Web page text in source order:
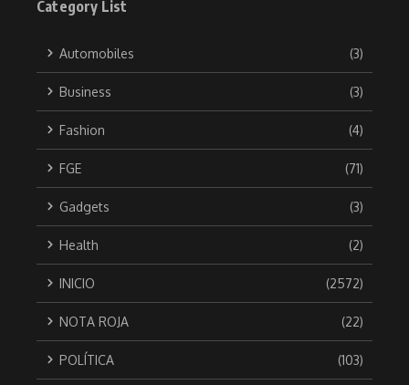
Category List
Automobiles (3)
Business (3)
Fashion (4)
FGE (71)
Gadgets (3)
Health (2)
INICIO (2572)
NOTA ROJA (22)
POLÍTICA (103)